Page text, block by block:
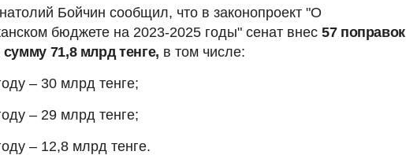
Бойчин сообщил, что в законопроект "О
бюджете на 2023-2025 годы" сенат внес 57 поправок
71,8 млрд тенге, в том числе:
– 30 млрд тенге;
– 29 млрд тенге;
– 12,8 млрд тенге.